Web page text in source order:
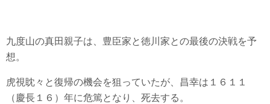
九度山の真田親子は、豊臣家と徳川家との最後の決戦を予
想。
虎視眈々と復帰の機会を狙っていたが、昌幸は１６１１
（慶長１６）年に危篤となり、死去する。